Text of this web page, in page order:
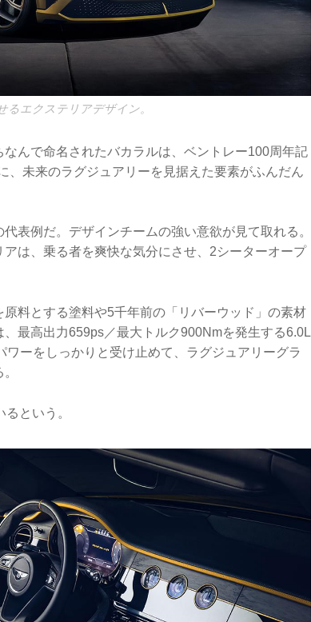
るエクステリアデザイン。
んで命名されたバカラルは、ベントレー100周年記
、未来のラグジュアリーを見据えた要素がふんだん
表例だ。デザインチームの強い意欲が見て取れる。
は、乗る者を爽快な気分にさせ、2シーターオープ
料とする塗料や5千年前の「リバーウッド」の素材
最高出力659ps／最大トルク900Nmを発生する6.0L
ーをしっかりと受け止めて、ラグジュアリーグラ
という。